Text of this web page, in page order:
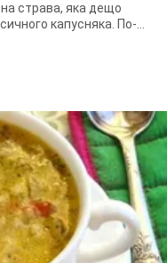
страва, яка дещо
капусняка. По-